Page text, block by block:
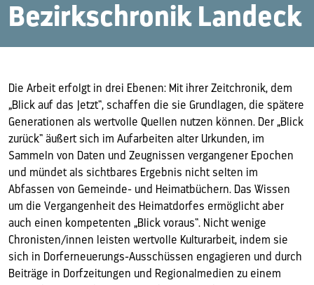
Bezirkschronik Landeck
Die Arbeit erfolgt in drei Ebenen: Mit ihrer Zeitchronik, dem
„Blick auf das Jetzt“, schaffen die sie Grundlagen, die spätere
Generationen als wertvolle Quellen nutzen können. Der „Blick
zurück“ äußert sich im Aufarbeiten alter Urkunden, im
Sammeln von Daten und Zeugnissen vergangener Epochen
und mündet als sichtbares Ergebnis nicht selten im
Abfassen von Gemeinde- und Heimatbüchern. Das Wissen
um die Vergangenheit des Heimatdorfes ermöglicht aber
auch einen kompetenten „Blick voraus“. Nicht wenige
Chronisten/innen leisten wertvolle Kulturarbeit, indem sie
sich in Dorferneuerungs-Ausschüssen engagieren und durch
Beiträge in Dorfzeitungen und Regionalmedien zu einem